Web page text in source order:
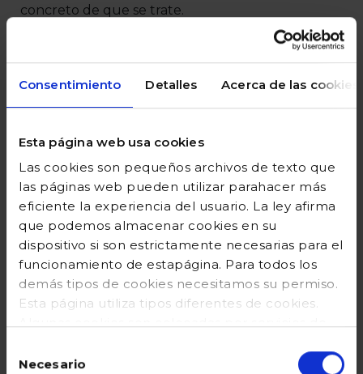
Consentimiento Detalles Acerca de las cookies
Esta página web usa cookies
Las cookies son pequeños archivos de texto que
las páginas web pueden utilizar parahacer más
eficiente la experiencia del usuario. La ley afirma
que podemos almacenar cookies en su
dispositivo si son estrictamente necesarias para el
funcionamiento de estapágina. Para todos los
demás tipos de cookies necesitamos su permiso.
Esta página utiliza tipos diferentes de cookies.
Algunas cookies son colocadas por servicios de
cualquier momento puede cambiar o retirar su
deNecesario
concreto de que se trate.
CAMBIOS/DEVOLUCIONES
contrato en un plazo de 14 días naturales a
contar desde la recepción del pedido, sin
necesidad de justificación. Sólo debe
cumplimentar y enviar el presente formulario*
si desea desistir del contrato y enviarlo a la
atención del Departamento de Atención al
Cliente de Gocco Confec, mediante carta al
domicilio Avda. de Europa, 22 – 3ª planta, 28108
Alcobendas (Madrid), mediante FAX al número
*Por la presente le comunico que desisto de mi